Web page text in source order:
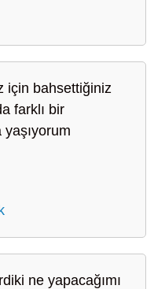
için bahsettiğiniz
farklı bir
ne yapacağımı